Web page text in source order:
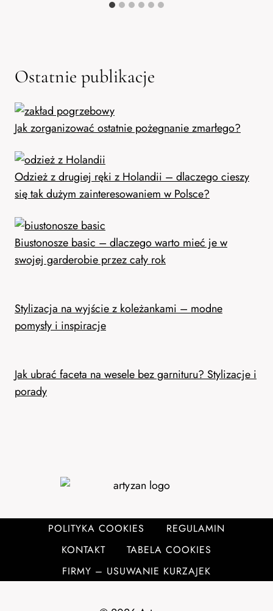
Ostatnie publikacje
Jak zorganizować ostatnie pożegnanie zmarłego?
Odzież z drugiej ręki z Holandii – dlaczego cieszy
się tak dużym zainteresowaniem w Polsce?
Biustonosze basic – dlaczego warto mieć je w
swojej garderobie przez cały rok
Stylizacja na wyjście z koleżankami – modne
pomysły i inspiracje
Jak ubrać faceta na wesele bez garnituru? Stylizacje i
porady
POLITYKA COOKIES
REGULAMIN
KONTAKT
TABELA COOKIES
FIRMY – USUWANIE KURZAJEK